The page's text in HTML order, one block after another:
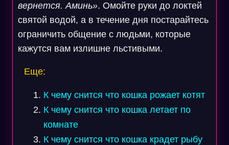
вернется. Аминь». Омойте руки до локтей
святой водой, а в течение дня постарайтесь
ограничить общение с людьми, которые
кажутся вам излишне льстивыми.
Еще:
К чему снится что кошка рожает котят
К чему снится что кошка летает по
комнате
К чему снится что кошка крадет рыбу